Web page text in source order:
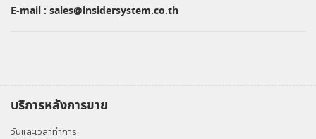
E-mail : sales@insidersystem.co.th
บริการหลังการขาย
วันและเวลาทำการ